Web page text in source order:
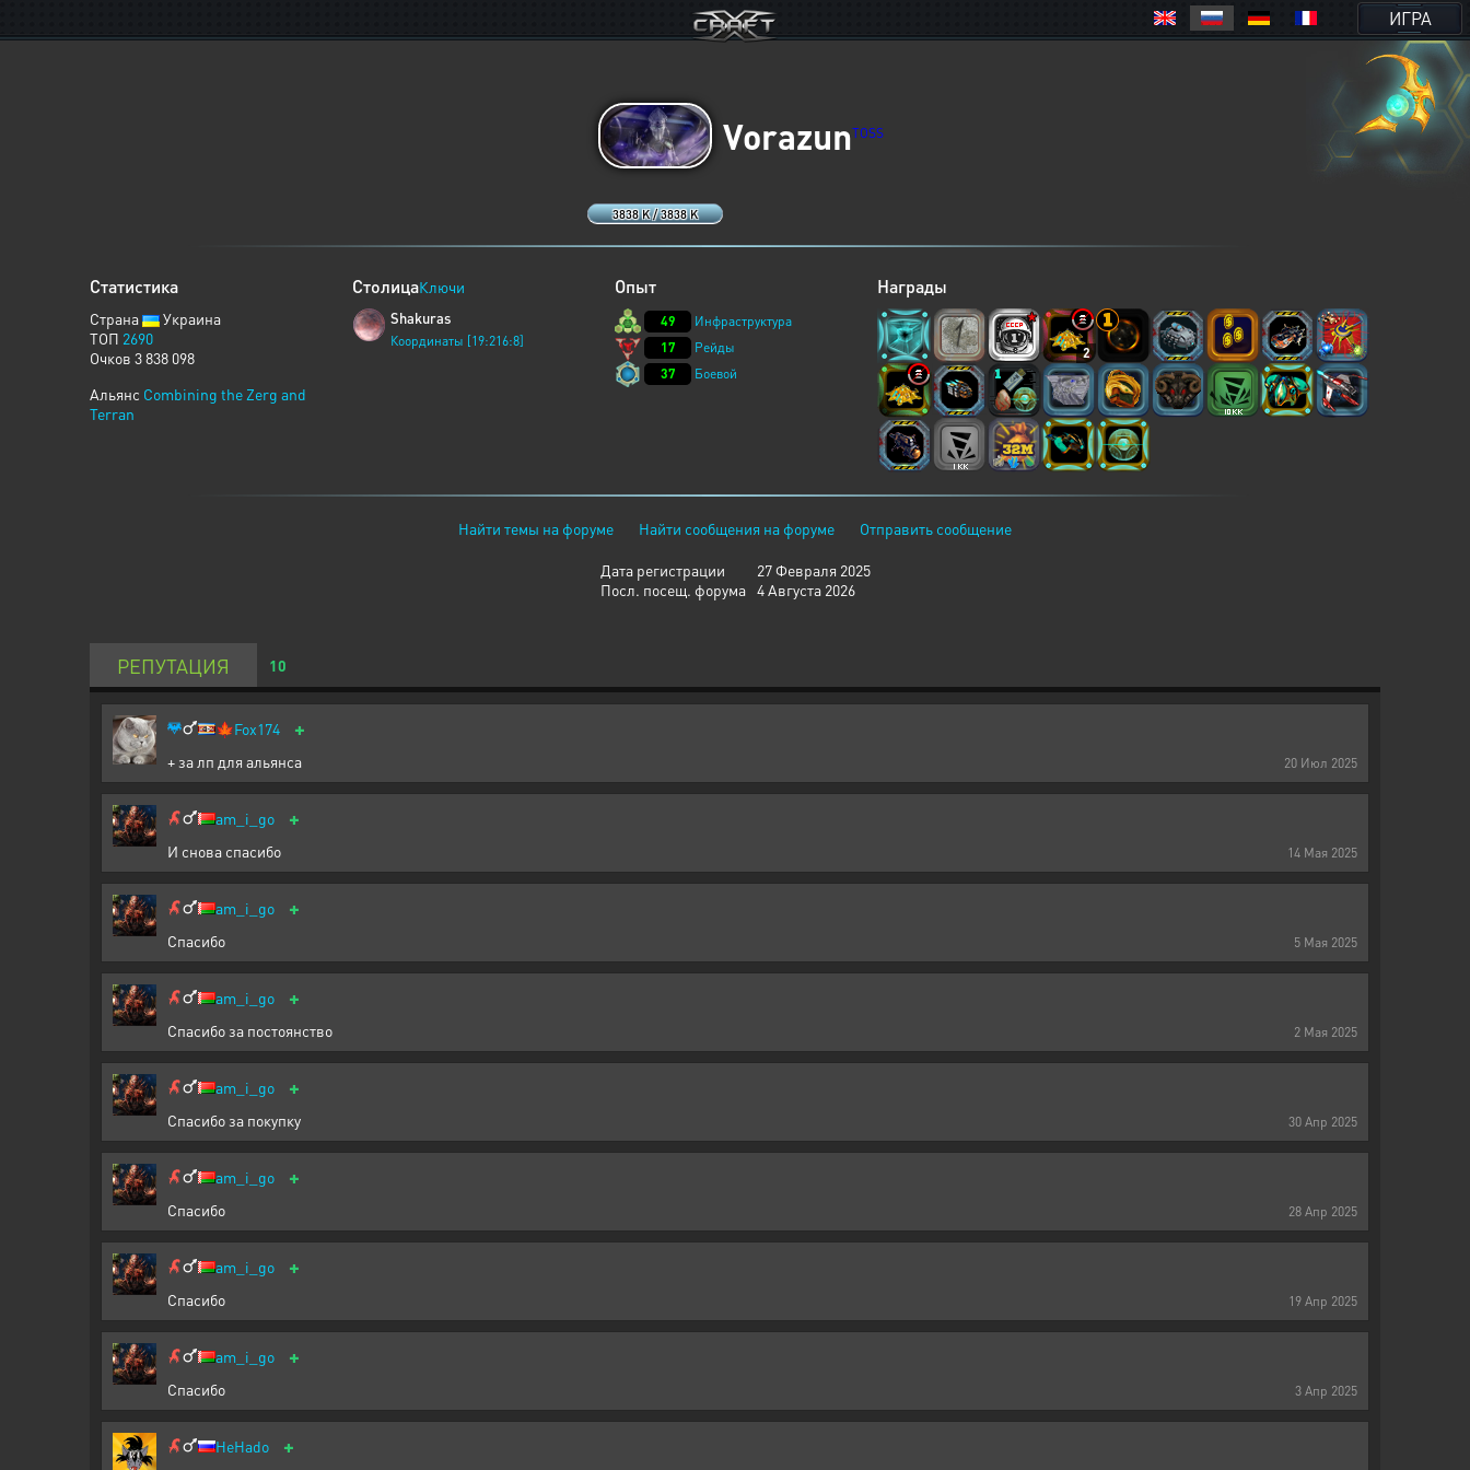
ИГРА
3838 K / 3838 K
VorazunTOSS
Статистика
Страна
Украина
ТОП 2690
Очков 3 838 098
Альянс Combining the Zerg and
Terran
СтолицаКлючи
Shakuras
Координаты [19:216:8]
Опыт
49
Инфраструктура
17
Рейды
37
Боевой
Награды
2
Найти темы на форуме Найти сообщения на форуме Отправить сообщение
Дата регистрации
27 Февраля 2025
Посл. посещ. форума 4 Августа 2026
РЕПУТАЦИЯ 10
20 Июл 2025
🍁Fox174 +
+ за лп для альянса
14 Мая 2025
am_i_go +
И снова спасибо
5 Мая 2025
am_i_go +
Спасибо
2 Мая 2025
am_i_go +
Спасибо за постоянство
30 Апр 2025
am_i_go +
Спасибо за покупку
28 Апр 2025
am_i_go +
Спасибо
19 Апр 2025
am_i_go +
Спасибо
3 Апр 2025
am_i_go +
Спасибо
HeHado +